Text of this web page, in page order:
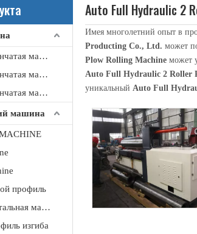
2 роликовая пластинчатая машина
3 роликовая пластинчатая машина
4 роликовая пластинчатая машина
машина
профиль
Круглая стальная стальная машина изгиба
изгиба
машина в основном используется для
Auto Full Hydraulic 2
Имея многолетний опыт в
Producting Co., Ltd. может
Plow Rolling Machine может
Auto Full Hydraulic 2 Roller
уникальный Auto Full